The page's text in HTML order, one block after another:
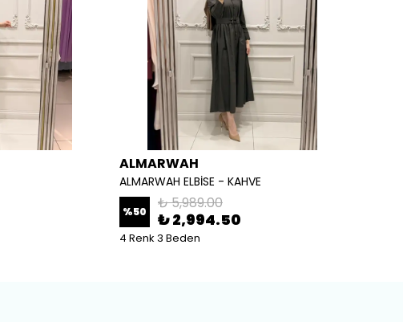
ALMARWAH
ALMARWAH ELBİSE - KAHVE
%50 ₺ 5,989.00
₺ 2,994.50
4 Renk 3 Beden